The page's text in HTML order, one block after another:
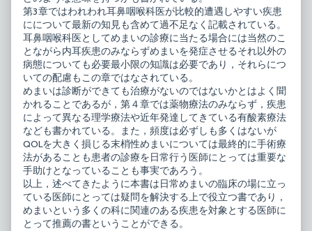
第3章ではわれわれ耳鼻咽喉科医が比較的遭遇しやすい疾患
にについて最新の知見も含めて過不足なく記載されている。
耳鼻咽喉科医としてめまいの診療に当たる場合には当然のこ
とながら内耳疾患のみならずめまいを発症させるそれ以外の
病態についても必要最小限の知識は必要であり，それらにつ
いての配慮もこの章ではなされている。
めまいは診断ができても治療がないのではないかとはよく聞
かれることであるが，第４章では薬物療法のみならず，疾患
によって異なる理学療法や近年発達してきている有酸素療法
なども書かれている。また，頻度は必ずしも多くはないが
QOLを大きく損じる末梢性めまいについては最終的に手術療
法があることも患者の診療を日常行う医師にとっては重要な
手助けとなっていることも事実であろう。
以上，述べてきたように本書は日常めまいの臨床の場に立っ
ている医師にとっては疑問を解決する上で役立つ書であり，
めまいという多くの科に関連のある疾患を対象とする医師に
とって推薦の書ということができる。